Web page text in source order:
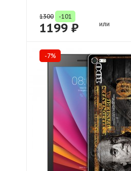
1300 -101
1199 ₽ или
-7%